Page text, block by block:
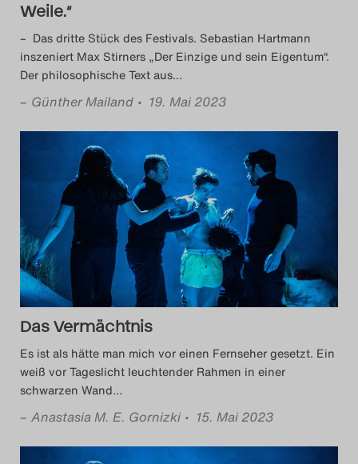
Weile.“
– Das dritte Stück des Festivals. Sebastian Hartmann
inszeniert Max Stirners „Der Einzige und sein Eigentum“.
Der philosophische Text aus…
– Günther Mailand • 19. Mai 2023
Das Vermächtnis
Es ist als hätte man mich vor einen Fernseher gesetzt. Ein
weiß vor Tageslicht leuchtender Rahmen in einer
schwarzen Wand…
– Anastasia M. E. Gornizki • 15. Mai 2023